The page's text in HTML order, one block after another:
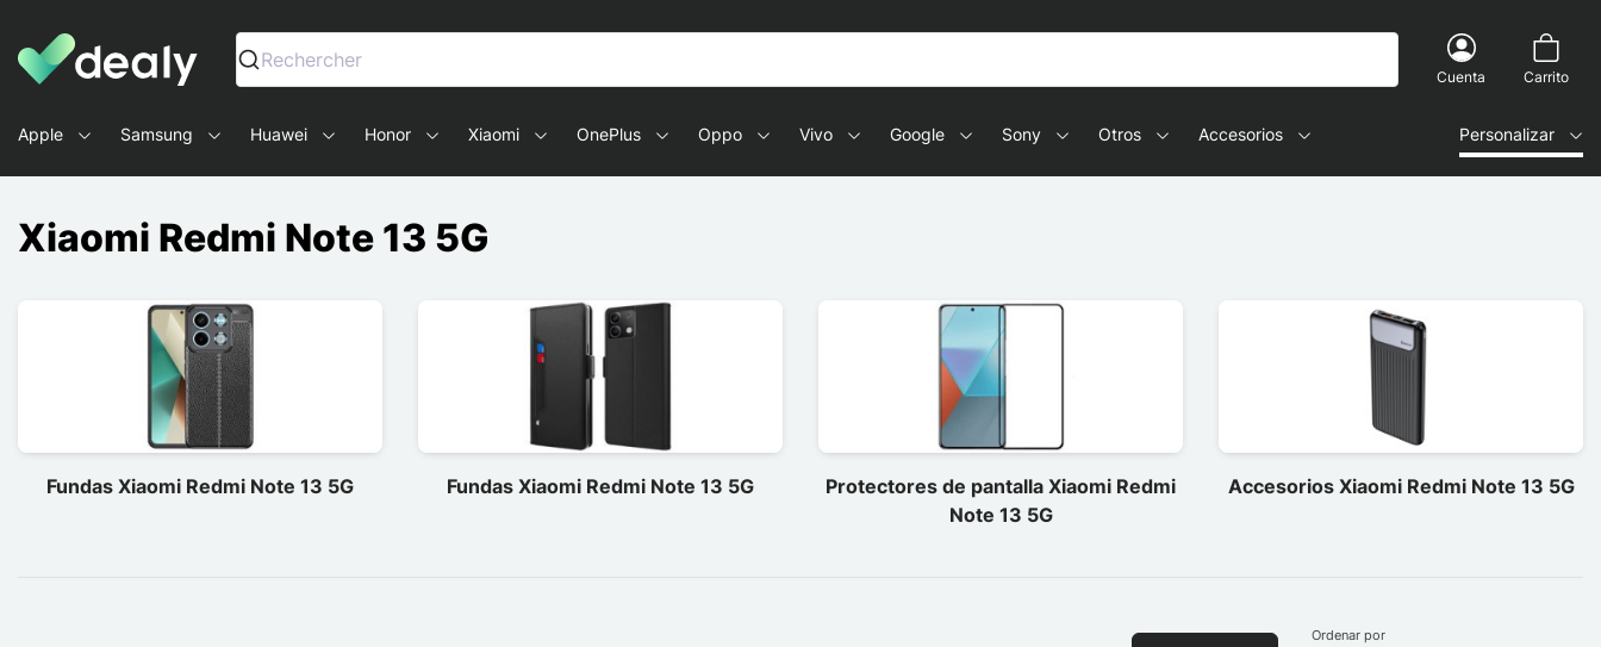
Dealy - Fundas y accesorios para smartphones y tablets
Rechercher
Cuenta Carrito
Apple Samsung Huawei Honor Xiaomi OnePlus Oppo Vivo Google Sony Otros Accesorios Personalizar
Xiaomi Redmi Note 13 5G
Fundas Xiaomi Redmi Note 13 5G Fundas Xiaomi Redmi Note 13 5G
Protectores de pantalla Xiaomi Redmi
Note 13 5G
Accesorios Xiaomi Redmi Note 13 5G
Ordenar por